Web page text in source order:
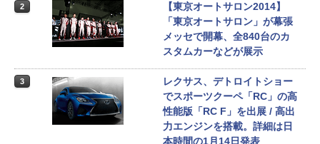
2
【東京オートサロン2014】
「東京オートサロン」が幕張
メッセで開幕、全840台のカ
スタムカーなどが展示
3
レクサス、デトロイトショー
でスポーツクーペ「RC」の高
性能版「RC F」を出展 / 高出
力エンジンを搭載。詳細は日
本時間の1月14日発表